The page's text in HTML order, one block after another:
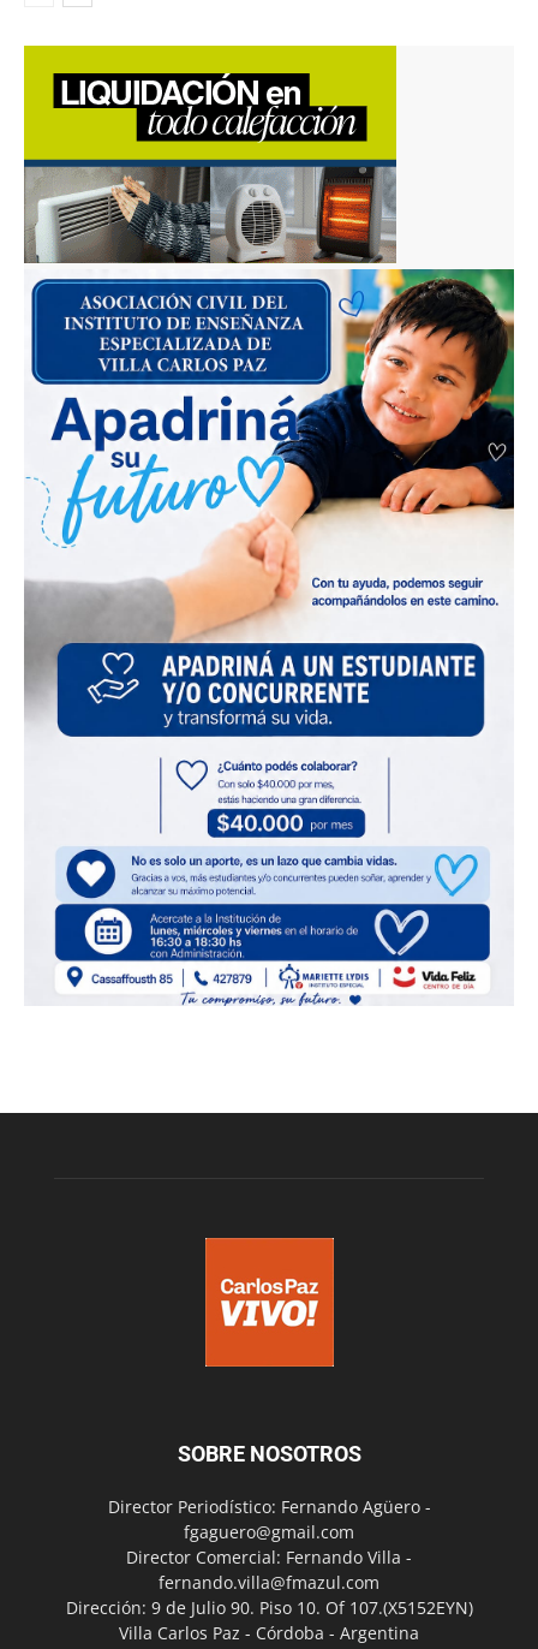
SOBRE NOSOTROS
Director Periodístico: Fernando Agüero -
fgaguero@gmail.com
Director Comercial: Fernando Villa -
fernando.villa@fmazul.com
Dirección: 9 de Julio 90. Piso 10. Of 107.(X5152EYN)
Villa Carlos Paz - Córdoba - Argentina